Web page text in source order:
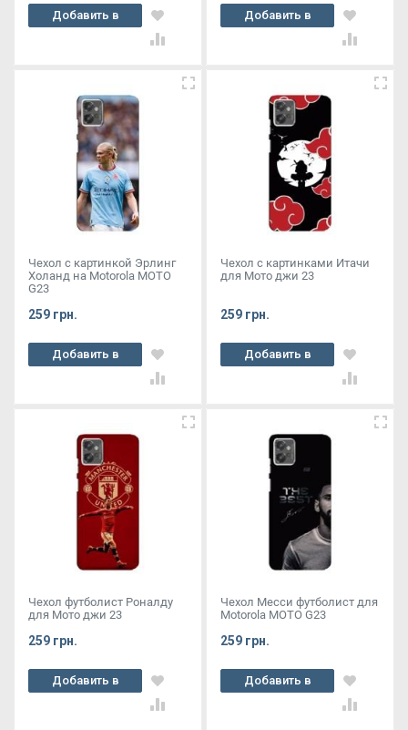
Добавить в
корзину
Добавить в
корзину
Чехол с картинкой Эрлинг
Холанд на Motorola MOTO
G23
259 грн.
Добавить в
корзину
Чехол с картинками Итачи
для Мото джи 23
259 грн.
Добавить в
корзину
Чехол футболист Роналду
для Мото джи 23
259 грн.
Добавить в
корзину
Чехол Месси футболист для
Motorola MOTO G23
259 грн.
Добавить в
корзину